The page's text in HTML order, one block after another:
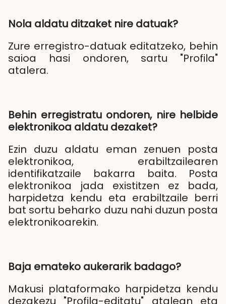
Nola aldatu ditzaket nire datuak?
Zure erregistro-datuak editatzeko, behin
saioa hasi ondoren, sartu "Profila"
atalera.
Behin erregistratu ondoren, nire helbide
elektronikoa aldatu dezaket?
Ezin duzu aldatu eman zenuen posta
elektronikoa, erabiltzailearen
identifikatzaile bakarra baita. Posta
elektronikoa jada existitzen ez bada,
harpidetza kendu eta erabiltzaile berri
bat sortu beharko duzu nahi duzun posta
elektronikoarekin.
Baja emateko aukerarik badago?
Makusi plataformako harpidetza kendu
dezakezu "Profila-editatu" atalean eta